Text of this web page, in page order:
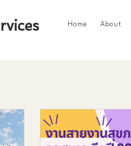
Home About